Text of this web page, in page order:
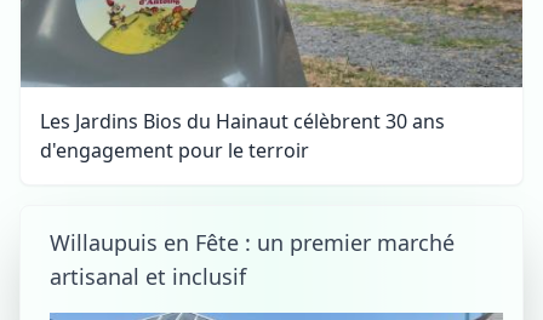
Les Jardins Bios du Hainaut célèbrent 30 ans
d'engagement pour le terroir
Willaupuis en Fête : un premier marché
artisanal et inclusif